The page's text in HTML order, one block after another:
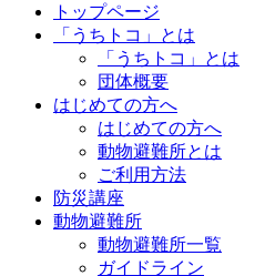
トップページ
「うちトコ」とは
「うちトコ」とは
団体概要
はじめての方へ
はじめての方へ
動物避難所とは
ご利用方法
防災講座
動物避難所
動物避難所一覧
ガイドライン